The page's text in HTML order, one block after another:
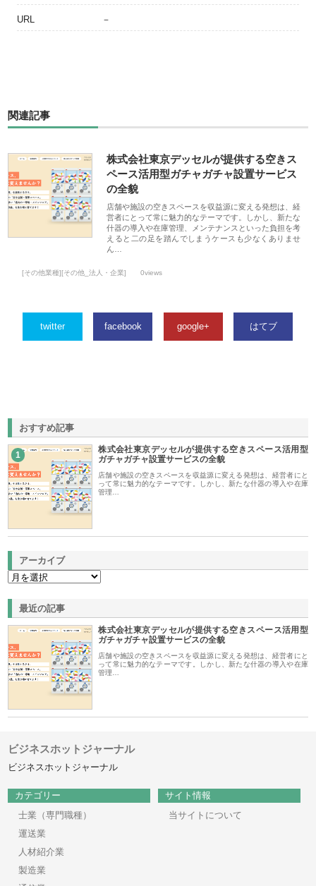
URL －
関連記事
株式会社東京デッセルが提供する空きス
ペース活用型ガチャガチャ設置サービス
の全貌
店舗や施設の空きスペースを収益源に変える発想は、経
営者にとって常に魅力的なテーマです。しかし、新たな
什器の導入や在庫管理、メンテナンスといった負担を考
えると二の足を踏んでしまうケースも少なくありませ
ん…
[その他業種][その他_法人・企業] 0views
twitter facebook google+ はてブ
おすすめ記事
1
株式会社東京デッセルが提供する空きスペース活用型
ガチャガチャ設置サービスの全貌
店舗や施設の空きスペースを収益源に変える発想は、経営者にと
って常に魅力的なテーマです。しかし、新たな什器の導入や在庫
管理…
アーカイブ
最近の記事
株式会社東京デッセルが提供する空きスペース活用型
ガチャガチャ設置サービスの全貌
店舗や施設の空きスペースを収益源に変える発想は、経営者にと
って常に魅力的なテーマです。しかし、新たな什器の導入や在庫
管理…
ビジネスホットジャーナル
ビジネスホットジャーナル
カテゴリー
士業（専門職種）
運送業
人材紹介業
製造業
サイト情報
当サイトについて